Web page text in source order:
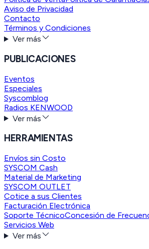
Aviso de Privacidad
Contacto
Términos y Condiciones
Ver más
PUBLICACIONES
Eventos
Especiales
Syscomblog
Radios KENWOOD
Ver más
HERRAMIENTAS
Envíos sin Costo
SYSCOM Cash
Material de Marketing
SYSCOM OUTLET
Cotice a sus Clientes
Facturación Electrónica
Soporte TécnicoConcesión de
Servicios Web
Ver más